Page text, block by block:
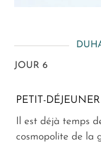
JOUR 6
PETIT-DÉJEUNER
Il est déjà temps
cosmopolite de la